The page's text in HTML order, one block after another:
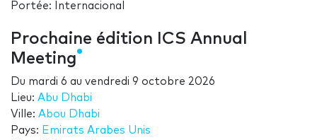
Portée: Internacional
Prochaine édition ICS Annual
Meeting
Du mardi 6 au vendredi 9 octobre 2026
Lieu: Abu Dhabi
Ville: Abou Dhabi
Pays: Emirats Arabes Unis